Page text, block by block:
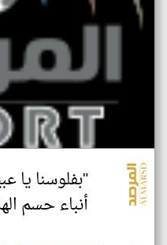
"بفلوسنا يا
أنباء حسم